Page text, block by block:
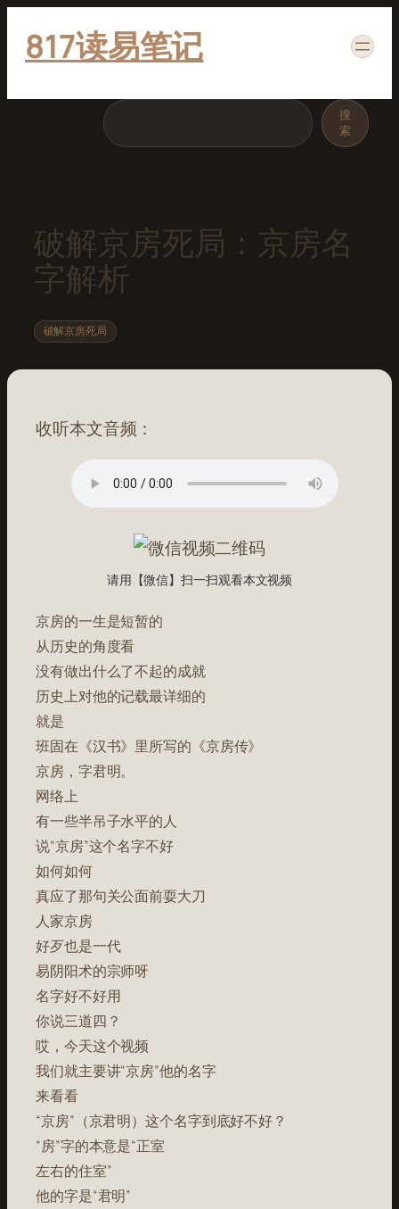
817读易笔记
搜
索
破解京房死局：京房名
字解析
破解京房死局
收听本文音频：
请用【微信】扫一扫观看本文视频
京房的一生是短暂的
从历史的角度看
没有做出什么了不起的成就
历史上对他的记载最详细的
就是
班固在《汉书》里所写的《京房传》
京房，字君明。
网络上
有一些半吊子水平的人
说“京房”这个名字不好
如何如何
真应了那句关公面前耍大刀
人家京房
好歹也是一代
易阴阳术的宗师呀
名字好不好用
你说三道四？
哎，今天这个视频
我们就主要讲“京房”他的名字
来看看
“京房”（京君明）这个名字到底好不好？
“房”字的本意是“正室
左右的住室”
他的字是“君明”